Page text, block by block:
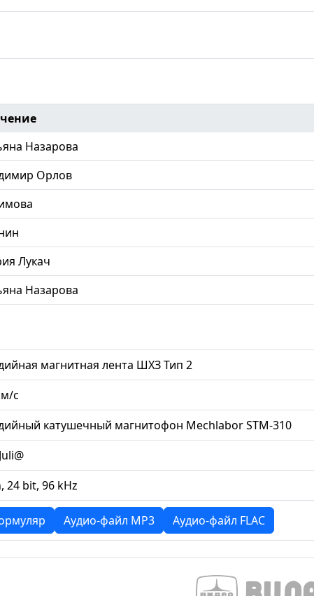
Назарова
Орлов
Лукач
Назарова
магнитная лента ШХЗ Тип 2
с
катушечный магнитофон Mechlabor STM-310
24 bit, 96 kHz
Аудио-файл MP3 Аудио-файл FLAC